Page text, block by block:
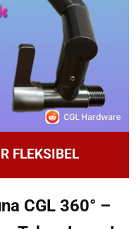
FLEKSIBEL
CGL 360° –